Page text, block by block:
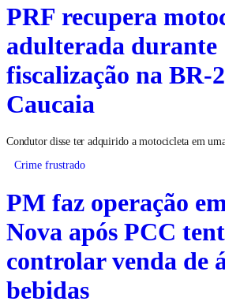
PRF recupera
adulterada durante
fiscalização na BR-
Caucaia
Condutor disse ter adquirido a motocicleta em
Crime frustrado
PM faz operação
Nova após PCC
controlar venda de
bebidas